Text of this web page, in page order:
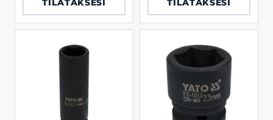
TILATAKSESI
TILATAKSESI